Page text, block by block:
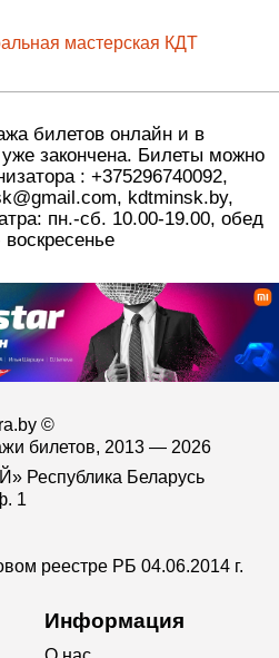
мастерская КДТ
билетов онлайн и в
закончена. Билеты можно
: +375296740092,
kdtminsk.by,
пн.-сб. 10.00-19.00, обед
©
билетов, 2013 — 2026
Беларусь
1
реестре РБ 04.06.2014 г.
Информация